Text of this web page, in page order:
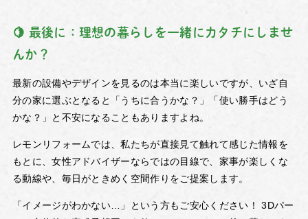
🍋 最後に：理想の暮らしを一緒にカタチにしませ
んか？
最新の設備やデザインを見るのは本当に楽しいですが、いざ自
分の家に選ぶとなると「うちに合うかな？」「使い勝手はどう
かな？」と不安になることもありますよね。
レモンリフォームでは、私たちが直接見て触れて感じた情報を
もとに、女性アドバイザーならではの目線で、家事が楽しくな
る動線や、毎日がときめく空間作りをご提案します。
「イメージがわかない…」という方もご安心ください！ 3Dパー